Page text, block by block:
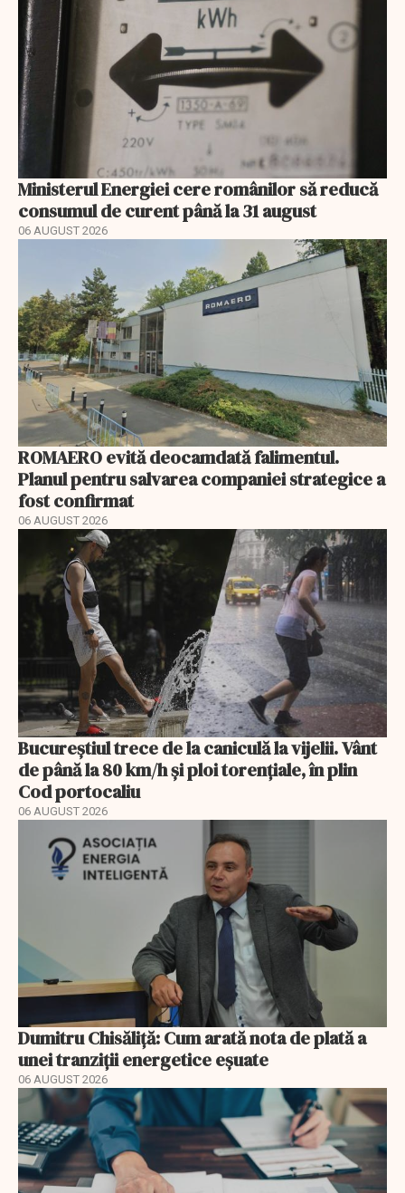
Ministerul Energiei cere românilor să reducă
consumul de curent până la 31 august
06 AUGUST 2026
ROMAERO evită deocamdată falimentul.
Planul pentru salvarea companiei strategice a
fost confirmat
06 AUGUST 2026
Bucureștiul trece de la caniculă la vijelii. Vânt
de până la 80 km/h și ploi torențiale, în plin
Cod portocaliu
06 AUGUST 2026
Dumitru Chisăliță: Cum arată nota de plată a
unei tranziții energetice eșuate
06 AUGUST 2026